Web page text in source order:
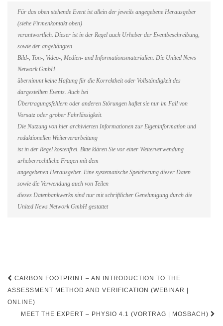
Für das oben stehende Event ist allein der jeweils angegebene Herausgeber
(siehe Firmenkontakt oben)
verantwortlich. Dieser ist in der Regel auch Urheber der Eventbeschreibung,
sowie der angehängten
Bild-, Ton-, Video-, Medien- und Informationsmaterialien. Die United News
Network GmbH
übernimmt keine Haftung für die Korrektheit oder Vollständigkeit des
dargestellten Events. Auch bei
Übertragungsfehlern oder anderen Störungen haftet sie nur im Fall von
Vorsatz oder grober Fahrlässigkeit.
Die Nutzung von hier archivierten Informationen zur Eigeninformation und
redaktionellen Weiterverarbeitung
ist in der Regel kostenfrei. Bitte klären Sie vor einer Weiterverwendung
urheberrechtliche Fragen mit dem
angegebenen Herausgeber. Eine systematische Speicherung dieser Daten
sowie die Verwendung auch von Teilen
dieses Datenbankwerks sind nur mit schriftlicher Genehmigung durch die
United News Network GmbH gestattet
Beitragsnavigation
CARBON FOOTPRINT – AN INTRODUCTION TO THE
ASSESSMENT METHOD AND VERIFICATION (WEBINAR |
ONLINE)
MEET THE EXPERT – PHYSIO 4.1 (VORTRAG | MOSBACH)